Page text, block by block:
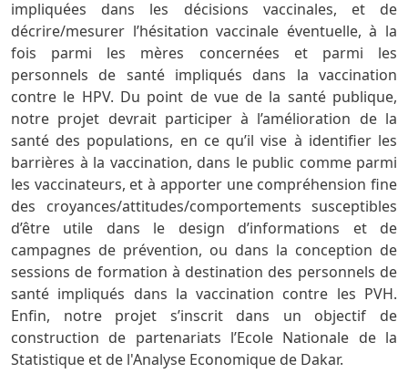
impliquées dans les décisions vaccinales, et de
décrire/mesurer l’hésitation vaccinale éventuelle, à la
fois parmi les mères concernées et parmi les
personnels de santé impliqués dans la vaccination
contre le HPV. Du point de vue de la santé publique,
notre projet devrait participer à l’amélioration de la
santé des populations, en ce qu’il vise à identifier les
barrières à la vaccination, dans le public comme parmi
les vaccinateurs, et à apporter une compréhension fine
des croyances/attitudes/comportements susceptibles
d’être utile dans le design d’informations et de
campagnes de prévention, ou dans la conception de
sessions de formation à destination des personnels de
santé impliqués dans la vaccination contre les PVH.
Enfin, notre projet s’inscrit dans un objectif de
construction de partenariats l’Ecole Nationale de la
Statistique et de l'Analyse Economique de Dakar.